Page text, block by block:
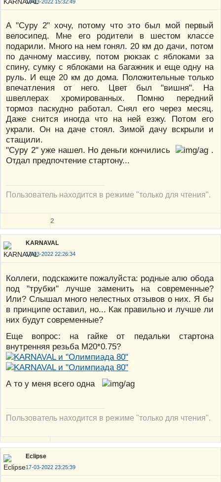
17-03-2022 15:32:49
А "Суру 2" хочу, потому что это был мой первый
велосипед. Мне его родители в шестом классе
подарили. Много на нем гонял. 20 км до дачи, потом
по дачному массиву, потом рюкзак с яблоками за
спину, сумку с яблоками на багажник и еще одну на
руль. И еще 20 км до дома. Положительные только
впечатления от него. Цвет был "вишня". На
швеллерах хромированных. Помню передний
тормоз паскудно работал. Снял его через месяц.
Даже снится иногда что на ней езжу. Потом его
украли. Он на даче стоял. Зимой дачу вскрыли и
стащили.
"Суру 2" уже нашел. Но деньги кончились
.
Отдал предпочтение стартону...
Пользователь находится в режиме "только для чтения".
2
KARNAVAL
17-03-2022 22:26:34
Коллеги, подскажите пожалуйста: родные алю обода
под "трубки" лучше заменить на современные?
Или? Слышал много нелестных отзывов о них. Я бы
в принципе оставил, но... Как правильно и лучше ли
них будут современные?
Еще вопрос: на гайке от педальки стартона
внутренняя резьба М20*0.75?
А то у меня всего одна
Пользователь находится в режиме "только для чтения".
Eclipse
17-03-2022 23:25:39